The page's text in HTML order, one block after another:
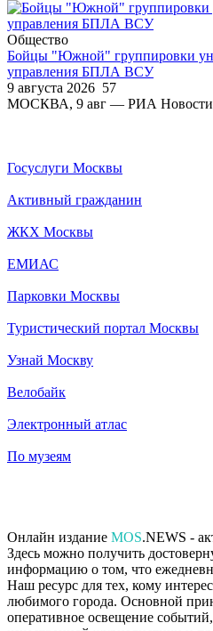
Общество
Бойцы "Южной" группировки
управления БПЛА ВСУ
9 августа 2026 57
МОСКВА, 9 авг — РИА
Госуслуги Москвы
Активный гражданин
ЖКХ Москвы
ЕМИАС
Парковки Москвы
Туристический портал Москвы
Узнай Москву
Велобайк
Электронный атлас
По музеям
Онлайн издание MOS.NEWS -
Здесь можно получить
информацию о том, что
Наш ресурс для тех, кому
любимого города. Основной
оперативное освещение